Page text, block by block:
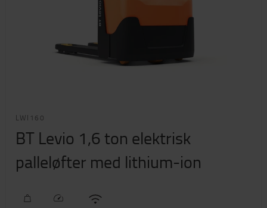
LWI160
BT Levio 1,6 ton elektrisk
palleløfter med lithium-ion